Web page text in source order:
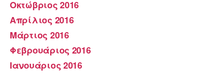
Οκτώβριος 2016
Απρίλιος 2016
Μάρτιος 2016
Φεβρουάριος 2016
Ιανουάριος 2016